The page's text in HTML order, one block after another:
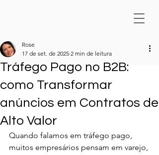
Tráfego Pago no B2B:
como Transformar
anúncios em Contratos de
Alto Valor
Rose
17 de set. de 2025 2 min de leitura
Quando falamos em tráfego pago,
muitos empresários pensam em varejo,